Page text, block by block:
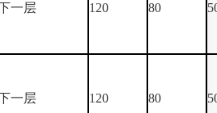
一层 120 80
一层 120 80